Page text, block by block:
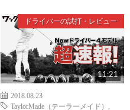
ドライバーの試打・レビュー
11:21
2018.08.23
TaylorMade（テーラーメイド）